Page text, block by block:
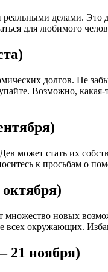
реальными делами.
для любимого
долгов. Не
Возможно,
может стать их
к просьбам о
новых
всех окружающих.
21 ноября)